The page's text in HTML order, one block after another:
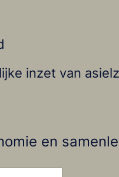
inzet van
en